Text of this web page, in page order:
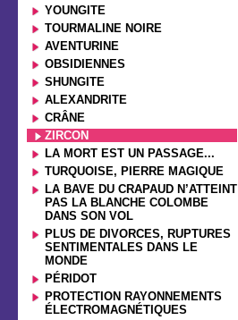
YOUNGITE
TOURMALINE NOIRE
AVENTURINE
OBSIDIENNES
SHUNGITE
ALEXANDRITE
CRÂNE
ZIRCON
LA MORT EST UN PASSAGE...
TURQUOISE, PIERRE MAGIQUE
LA BAVE DU CRAPAUD N’ATTEINT
PAS LA BLANCHE COLOMBE
DANS SON VOL
PLUS DE DIVORCES, RUPTURES
SENTIMENTALES DANS LE
MONDE
PÉRIDOT
PROTECTION RAYONNEMENTS
ÉLECTROMAGNÉTIQUES